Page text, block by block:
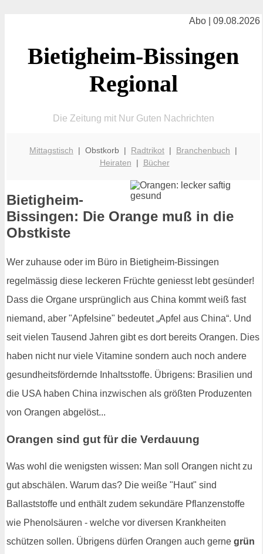
Abo | 09.08.2026
Bietigheim-Bissingen
Regional
Die Zeitung mit Nur Guten Nachrichten
Mittagstisch | Obstkorb | Radtrikot | Branchenbuch |
Heiraten | Bücher
Bietigheim-
Bissingen: Die Orange muß in die
Obstkiste
Wer zuhause oder im Büro in Bietigheim-Bissingen
regelmässig diese leckeren Früchte geniesst lebt gesünder!
Dass die Organe ursprünglich aus China kommt weiß fast
niemand, aber "Apfelsine" bedeutet „Apfel aus China“. Und
seit vielen Tausend Jahren gibt es dort bereits Orangen. Dies
haben nicht nur viele Vitamine sondern auch noch andere
gesundheitsfördernde Inhaltsstoffe. Übrigens: Brasilien und
die USA haben China inzwischen als größten Produzenten
von Orangen abgelöst...
Orangen sind gut für die Verdauung
Was wohl die wenigsten wissen: Man soll Orangen nicht zu
gut abschälen. Warum das? Die weiße "Haut" sind
Ballaststoffe und enthält zudem sekundäre Pflanzenstoffe
wie Phenolsäuren - welche vor diversen Krankheiten
schützen sollen. Übrigens dürfen Orangen auch gerne grün